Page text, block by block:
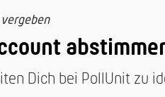
Dich bei PollUnit zu